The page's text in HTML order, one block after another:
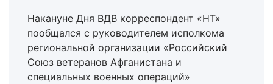
Накануне Дня ВДВ корреспондент «НТ»
пообщался с руководителем исполкома
региональной организации «Российский
Союз ветеранов Афганистана и
специальных военных операций»